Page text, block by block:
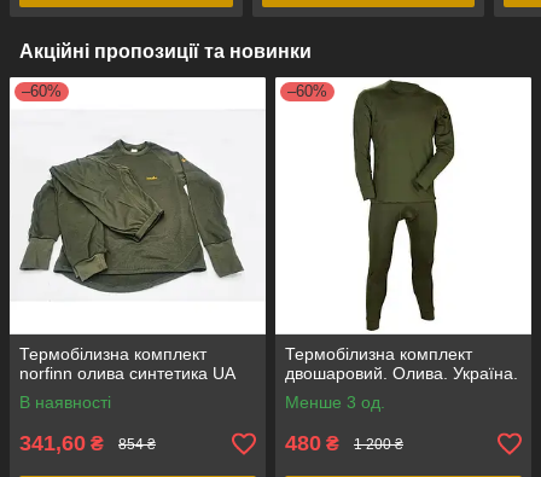
Акційні пропозиції та новинки
–60%
Термобілизна комплект
norfinn олива синтетика UA
В наявності
341,60 ₴ 854 ₴
–60%
Термобілизна комплект
двошаровий. Олива. Україна.
Менше 3 од.
480 ₴ 1 200 ₴